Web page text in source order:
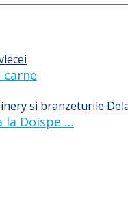
carne
la Doispe …